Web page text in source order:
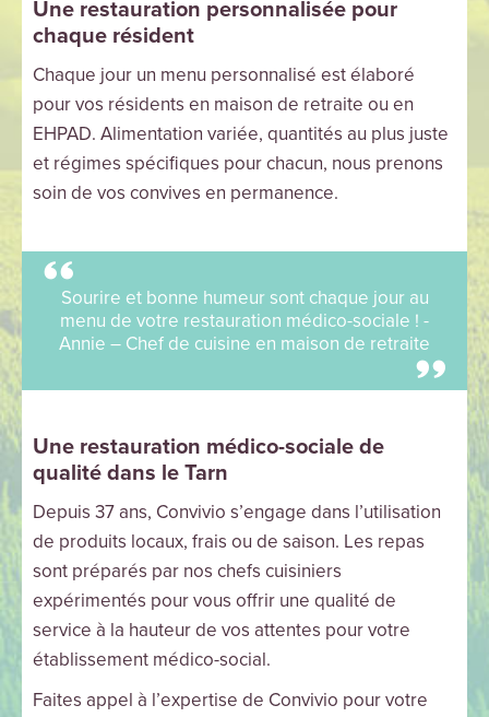
Une restauration personnalisée pour
chaque résident
Chaque jour un menu personnalisé est élaboré
pour vos résidents en maison de retraite ou en
EHPAD. Alimentation variée, quantités au plus juste
et régimes spécifiques pour chacun, nous prenons
soin de vos convives en permanence.
Sourire et bonne humeur sont chaque jour au
menu de votre restauration médico-sociale ! -
Annie – Chef de cuisine en maison de retraite
Une restauration médico-sociale de
qualité dans le Tarn
Depuis 37 ans, Convivio s’engage dans l’utilisation
de produits locaux, frais ou de saison. Les repas
sont préparés par nos chefs cuisiniers
expérimentés pour vous offrir une qualité de
service à la hauteur de vos attentes pour votre
établissement médico-social.
Faites appel à l’expertise de Convivio pour votre